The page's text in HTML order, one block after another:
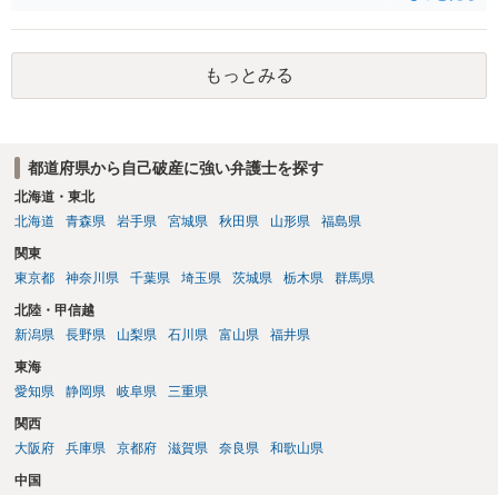
権者については取下げ日から6か月以内に再提訴しなければやはり時効
は更新しないことになります。ただし、消滅時効の起算点は、不払い
日ではなく期限の利益喪失日（通常は所定の分割の支払期日から1～2
か月程度経過しても支払いがなければ一括返済可能という契約になっ
もっとみる
都道府県から自己破産に強い弁護士を探す
北海道・東北
北海道
青森県 岩手県 宮城県 秋田県 山形県 福島県
関東
東京都
神奈川県 千葉県 埼玉県 茨城県 栃木県 群馬県
北陸・甲信越
新潟県
長野県 山梨県 石川県 富山県 福井県
東海
愛知県
静岡県 岐阜県 三重県
関西
大阪府
兵庫県 京都府 滋賀県 奈良県 和歌山県
中国